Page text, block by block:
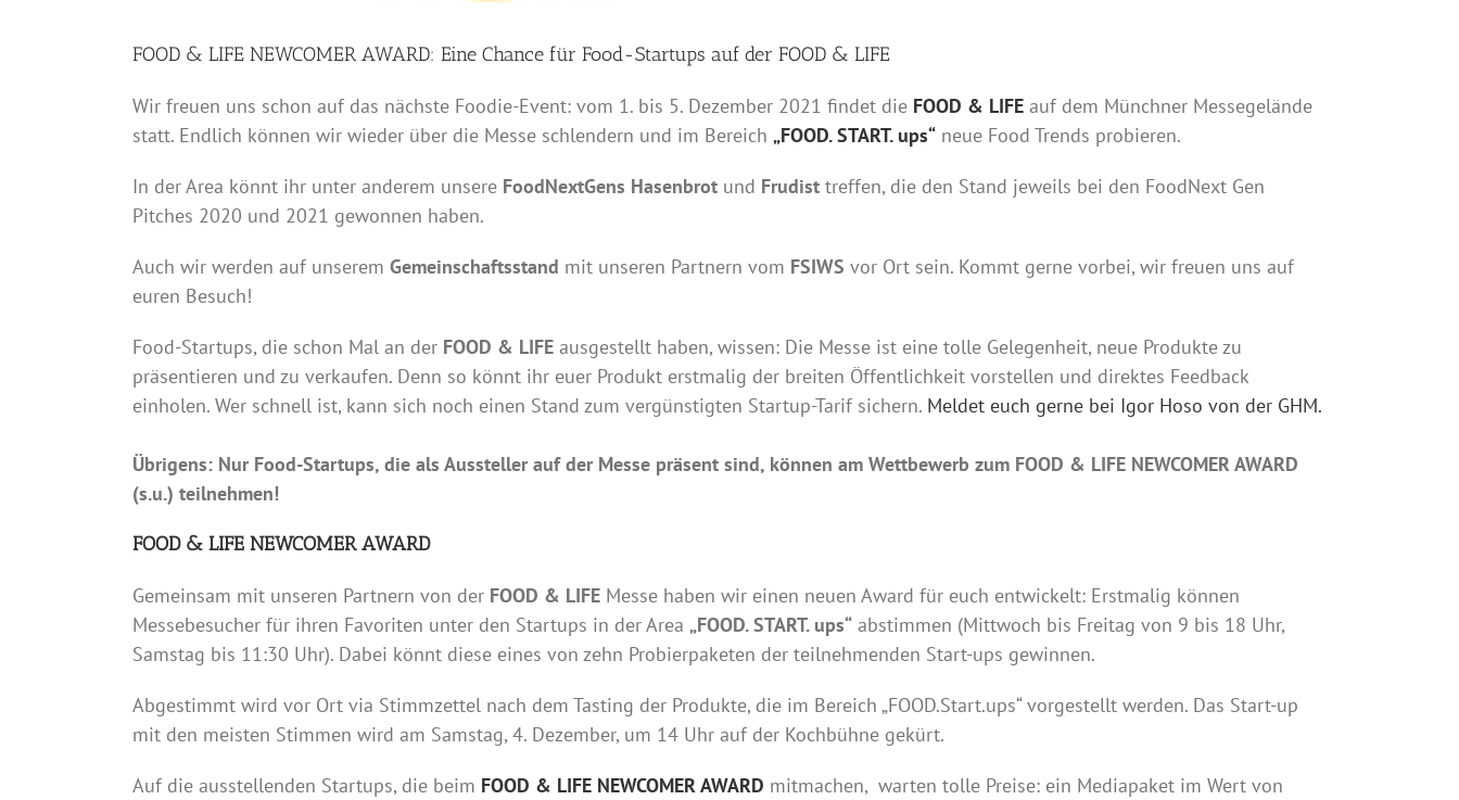
FOOD & LIFE NEWCOMER AWARD: Eine Chance für Food-Startups auf der FOOD & LIFE
Wir freuen uns schon auf das nächste Foodie-Event: vom 1. bis 5. Dezember 2021 findet die FOOD & LIFE auf dem Münchner Messegelände
statt. Endlich können wir wieder über die Messe schlendern und im Bereich „FOOD. START. ups“ neue Food Trends probieren.
In der Area könnt ihr unter anderem unsere FoodNextGens Hasenbrot und Frudist treffen, die den Stand jeweils bei den FoodNext Gen
Pitches 2020 und 2021 gewonnen haben.
Auch wir werden auf unserem Gemeinschaftsstand mit unseren Partnern vom FSIWS vor Ort sein. Kommt gerne vorbei, wir freuen uns auf
euren Besuch!
Food-Startups, die schon Mal an der FOOD & LIFE ausgestellt haben, wissen: Die Messe ist eine tolle Gelegenheit, neue Produkte zu
präsentieren und zu verkaufen. Denn so könnt ihr euer Produkt erstmalig der breiten Öffentlichkeit vorstellen und direktes Feedback
einholen. Wer schnell ist, kann sich noch einen Stand zum vergünstigten Startup-Tarif sichern. Meldet euch gerne bei Igor Hoso von der GHM.
Übrigens: Nur Food-Startups, die als Aussteller auf der Messe präsent sind, können am Wettbewerb zum FOOD & LIFE NEWCOMER AWARD
(s.u.) teilnehmen!
FOOD & LIFE NEWCOMER AWARD
Gemeinsam mit unseren Partnern von der FOOD & LIFE Messe haben wir einen neuen Award für euch entwickelt: Erstmalig können
Messebesucher für ihren Favoriten unter den Startups in der Area „FOOD. START. ups“ abstimmen (Mittwoch bis Freitag von 9 bis 18 Uhr,
Samstag bis 11:30 Uhr). Dabei könnt diese eines von zehn Probierpaketen der teilnehmenden Start-ups gewinnen.
Abgestimmt wird vor Ort via Stimmzettel nach dem Tasting der Produkte, die im Bereich „FOOD.Start.ups“ vorgestellt werden. Das Start-up
mit den meisten Stimmen wird am Samstag, 4. Dezember, um 14 Uhr auf der Kochbühne gekürt.
Auf die ausstellenden Startups, die beim FOOD & LIFE NEWCOMER AWARD mitmachen, warten tolle Preise: ein Mediapaket im Wert von